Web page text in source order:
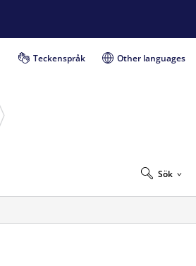
Teckenspråk Other languages
Sök